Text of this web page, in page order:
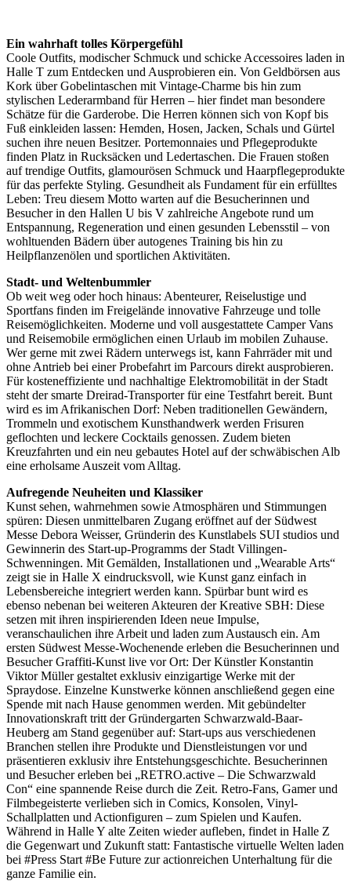
Ein wahrhaft tolles Körpergefühl
Coole Outfits, modischer Schmuck und schicke Accessoires laden in
Halle T zum Entdecken und Ausprobieren ein. Von Geldbörsen aus
Kork über Gobelintaschen mit Vintage-Charme bis hin zum
stylischen Lederarmband für Herren – hier findet man besondere
Schätze für die Garderobe. Die Herren können sich von Kopf bis
Fuß einkleiden lassen: Hemden, Hosen, Jacken, Schals und Gürtel
suchen ihre neuen Besitzer. Portemonnaies und Pflegeprodukte
finden Platz in Rucksäcken und Ledertaschen. Die Frauen stoßen
auf trendige Outfits, glamourösen Schmuck und Haarpflegeprodukte
für das perfekte Styling. Gesundheit als Fundament für ein erfülltes
Leben: Treu diesem Motto warten auf die Besucherinnen und
Besucher in den Hallen U bis V zahlreiche Angebote rund um
Entspannung, Regeneration und einen gesunden Lebensstil – von
wohltuenden Bädern über autogenes Training bis hin zu
Heilpflanzenölen und sportlichen Aktivitäten.
Stadt- und Weltenbummler
Ob weit weg oder hoch hinaus: Abenteurer, Reiselustige und
Sportfans finden im Freigelände innovative Fahrzeuge und tolle
Reisemöglichkeiten. Moderne und voll ausgestattete Camper Vans
und Reisemobile ermöglichen einen Urlaub im mobilen Zuhause.
Wer gerne mit zwei Rädern unterwegs ist, kann Fahrräder mit und
ohne Antrieb bei einer Probefahrt im Parcours direkt ausprobieren.
Für kosteneffiziente und nachhaltige Elektromobilität in der Stadt
steht der smarte Dreirad-Transporter für eine Testfahrt bereit. Bunt
wird es im Afrikanischen Dorf: Neben traditionellen Gewändern,
Trommeln und exotischem Kunsthandwerk werden Frisuren
geflochten und leckere Cocktails genossen. Zudem bieten
Kreuzfahrten und ein neu gebautes Hotel auf der schwäbischen Alb
eine erholsame Auszeit vom Alltag.
Aufregende Neuheiten und Klassiker
Kunst sehen, wahrnehmen sowie Atmosphären und Stimmungen
spüren: Diesen unmittelbaren Zugang eröffnet auf der Südwest
Messe Debora Weisser, Gründerin des Kunstlabels SUI studios und
Gewinnerin des Start-up-Programms der Stadt Villingen-
Schwenningen. Mit Gemälden, Installationen und „Wearable Arts“
zeigt sie in Halle X eindrucksvoll, wie Kunst ganz einfach in
Lebensbereiche integriert werden kann. Spürbar bunt wird es
ebenso nebenan bei weiteren Akteuren der Kreative SBH: Diese
setzen mit ihren inspirierenden Ideen neue Impulse,
veranschaulichen ihre Arbeit und laden zum Austausch ein. Am
ersten Südwest Messe-Wochenende erleben die Besucherinnen und
Besucher Graffiti-Kunst live vor Ort: Der Künstler Konstantin
Viktor Müller gestaltet exklusiv einzigartige Werke mit der
Spraydose. Einzelne Kunstwerke können anschließend gegen eine
Spende mit nach Hause genommen werden. Mit gebündelter
Innovationskraft tritt der Gründergarten Schwarzwald-Baar-
Heuberg am Stand gegenüber auf: Start-ups aus verschiedenen
Branchen stellen ihre Produkte und Dienstleistungen vor und
präsentieren exklusiv ihre Entstehungsgeschichte. Besucherinnen
und Besucher erleben bei „RETRO.active – Die Schwarzwald
Con“ eine spannende Reise durch die Zeit. Retro-Fans, Gamer und
Filmbegeisterte verlieben sich in Comics, Konsolen, Vinyl-
Schallplatten und Actionfiguren – zum Spielen und Kaufen.
Während in Halle Y alte Zeiten wieder aufleben, findet in Halle Z
die Gegenwart und Zukunft statt: Fantastische virtuelle Welten laden
bei #Press Start #Be Future zur actionreichen Unterhaltung für die
ganze Familie ein.